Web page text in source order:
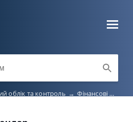
облік та контроль → Фінансові операції та планування